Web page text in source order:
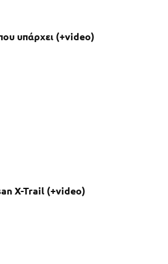
υπάρχει (+video)
X-Trail (+video)